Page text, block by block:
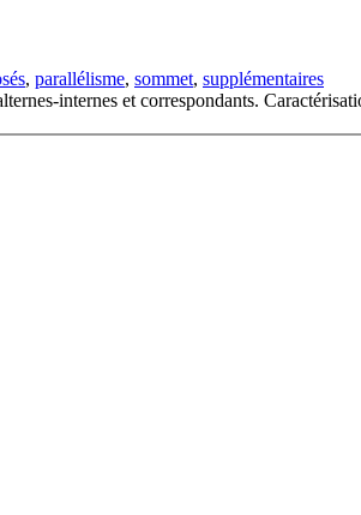
, parallélisme, sommet, supplémentaires
internes et correspondants.